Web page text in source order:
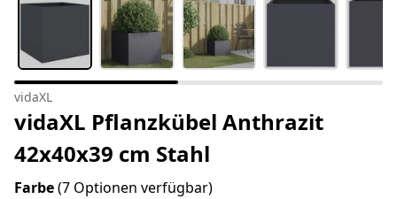
vidaXL
vidaXL Pflanzkübel Anthrazit
42x40x39 cm Stahl
Farbe(7 Optionen verfügbar)